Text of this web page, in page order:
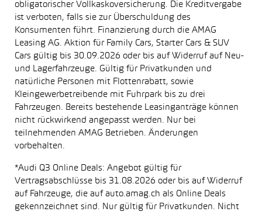
obligatorischer Vollkaskoversicherung. Die Kreditvergabe
ist verboten, falls sie zur Überschuldung des
Konsumenten führt. Finanzierung durch die AMAG
Leasing AG. Aktion für Family Cars, Starter Cars & SUV
Cars gültig bis 30.09.2026 oder bis auf Widerruf auf Neu-
und Lagerfahrzeuge. Gültig für Privatkunden und
natürliche Personen mit Flottenrabatt, sowie
Kleingewerbetreibende mit Fuhrpark bis zu drei
Fahrzeugen. Bereits bestehende Leasinganträge können
nicht rückwirkend angepasst werden. Nur bei
teilnehmenden AMAG Betrieben. Änderungen
vorbehalten.
*Audi Q3 Online Deals: Angebot gültig für
Vertragsabschlüsse bis 31.08.2026 oder bis auf Widerruf
auf Fahrzeuge, die auf auto.amag.ch als Online Deals
gekennzeichnet sind. Nur gültig für Privatkunden. Nicht